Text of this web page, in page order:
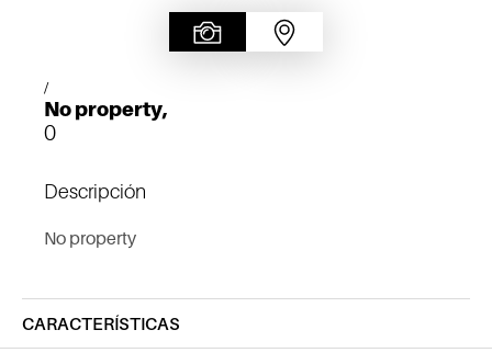
/
No property,
0
Descripción
No property
CARACTERÍSTICAS